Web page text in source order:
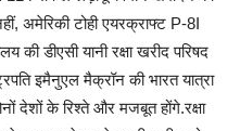
अमेरिकी टोही एयरक्राफ्ट P-8I
की डीएसी यानी रक्षा खरीद परिषद
इमैनुएल मैक्रॉन की भारत यात्रा
देशों के रिश्ते और मजबूत होंगे.रक्षा